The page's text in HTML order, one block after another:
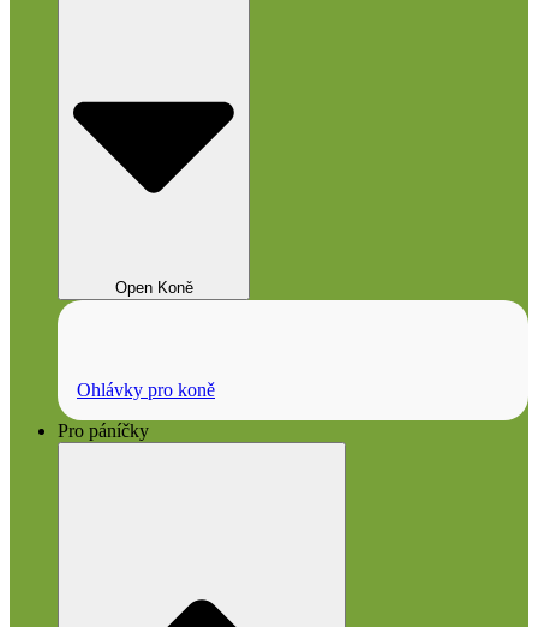
Open Koně
Ohlávky pro koně
Pro páníčky